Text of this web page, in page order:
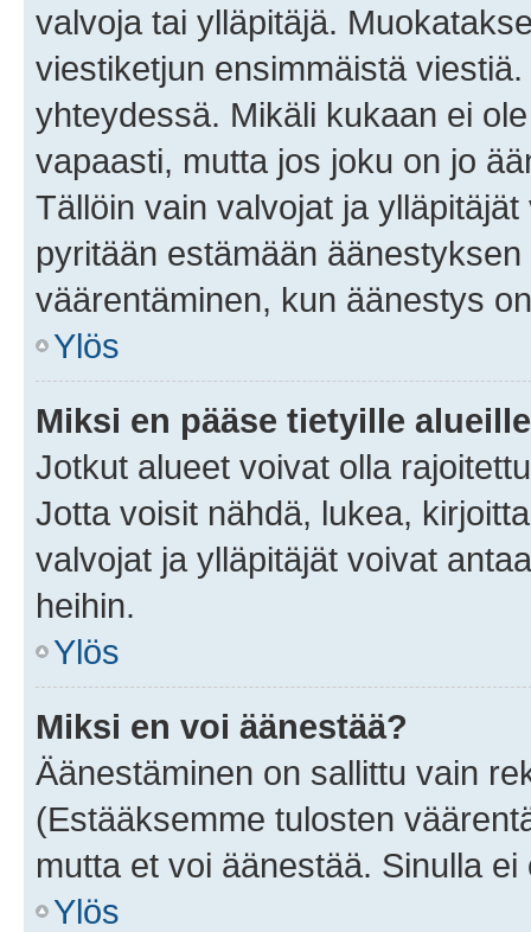
valvoja tai ylläpitäjä.
viestiketjun ensimmäistä
yhteydessä. Mikäli kukaan ei
vapaasti, mutta jos joku on jo
Tällöin vain valvojat ja
pyritään estämään
väärentäminen, kun äänestys
Ylös
Miksi en pääse tietyille
Jotkut alueet voivat olla
Jotta voisit nähdä, lukea,
valvojat ja ylläpitäjät voivat
heihin.
Ylös
Miksi en voi äänestää?
Äänestäminen on sallittu vain
(Estääksemme tulosten
mutta et voi äänestää. Sinulla
Ylös